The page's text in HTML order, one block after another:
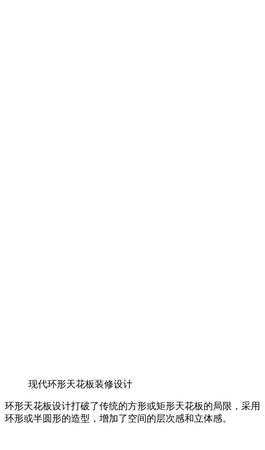
现代环形天花板装修设计
环形天花板设计打破了传统的方形或矩形天花板的局限，采用
环形或半圆形的造型，增加了空间的层次感和立体感。